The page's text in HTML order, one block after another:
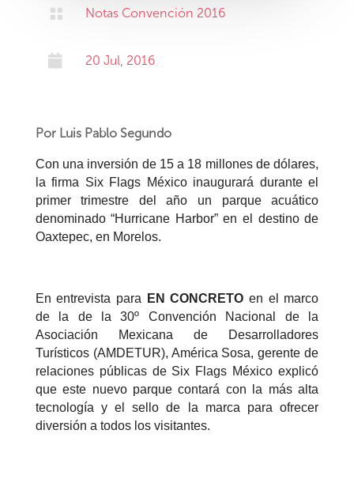
 Notas Convención 2016
 20 Jul, 2016
Por Luis Pablo Segundo
Con una inversión de 15 a 18 millones de dólares,
la firma Six Flags México inaugurará durante el
primer trimestre del año un parque acuático
denominado “Hurricane Harbor” en el destino de
Oaxtepec, en Morelos.
En entrevista para EN CONCRETO en el marco
de la de la 30º Convención Nacional de la
Asociación Mexicana de Desarrolladores
Turísticos (AMDETUR), América Sosa, gerente de
relaciones públicas de Six Flags México explicó
que este nuevo parque contará con la más alta
tecnología y el sello de la marca para ofrecer
diversión a todos los visitantes.